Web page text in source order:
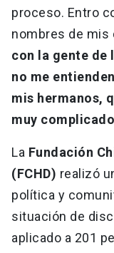
proceso. Entro
nombres de mis
con la gente de
no me
mis hermanos,
muy
La Fundación
(FCHD) realizó
política y
situación de
aplicado a 201